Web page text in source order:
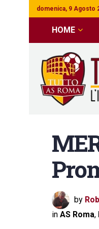
domenica, 9 Agosto
HOME
by
in AS Roma,